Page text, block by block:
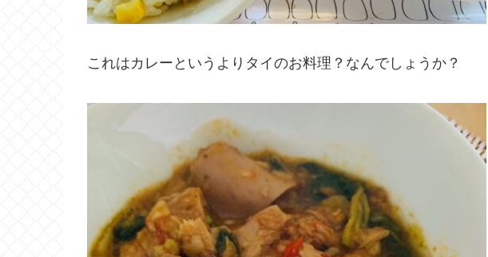
これはカレーというよりタイのお料理？なんでしょうか？